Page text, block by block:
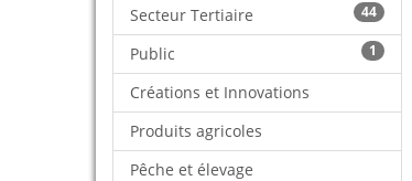
44
Secteur Tertiaire
1
Public
Créations et Innovations
Produits agricoles
Pêche et élevage